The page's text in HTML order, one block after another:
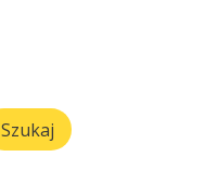
Szukaj